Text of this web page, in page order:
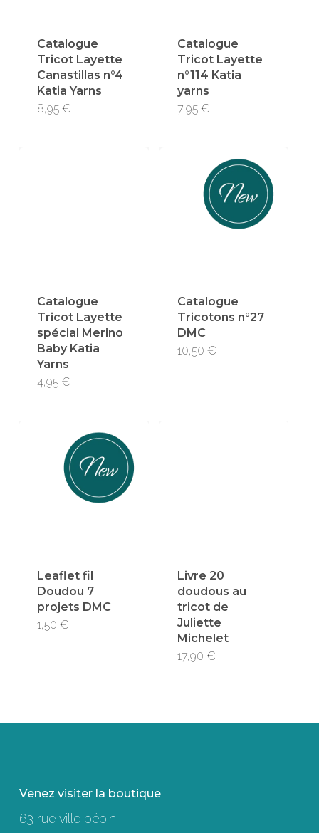
Catalogue
Tricot Layette
Canastillas n°4
Katia Yarns
8,95 €
Catalogue
Tricot Layette
n°114 Katia
yarns
7,95 €
Catalogue
Tricot Layette
spécial Merino
Baby Katia
Yarns
4,95 €
Catalogue
Tricotons n°27
DMC
10,50 €
Leaflet fil
Doudou 7
projets DMC
1,50 €
Livre 20
doudous au
tricot de
Juliette
Michelet
17,90 €
Venez visiter la boutique
63 rue ville pépin